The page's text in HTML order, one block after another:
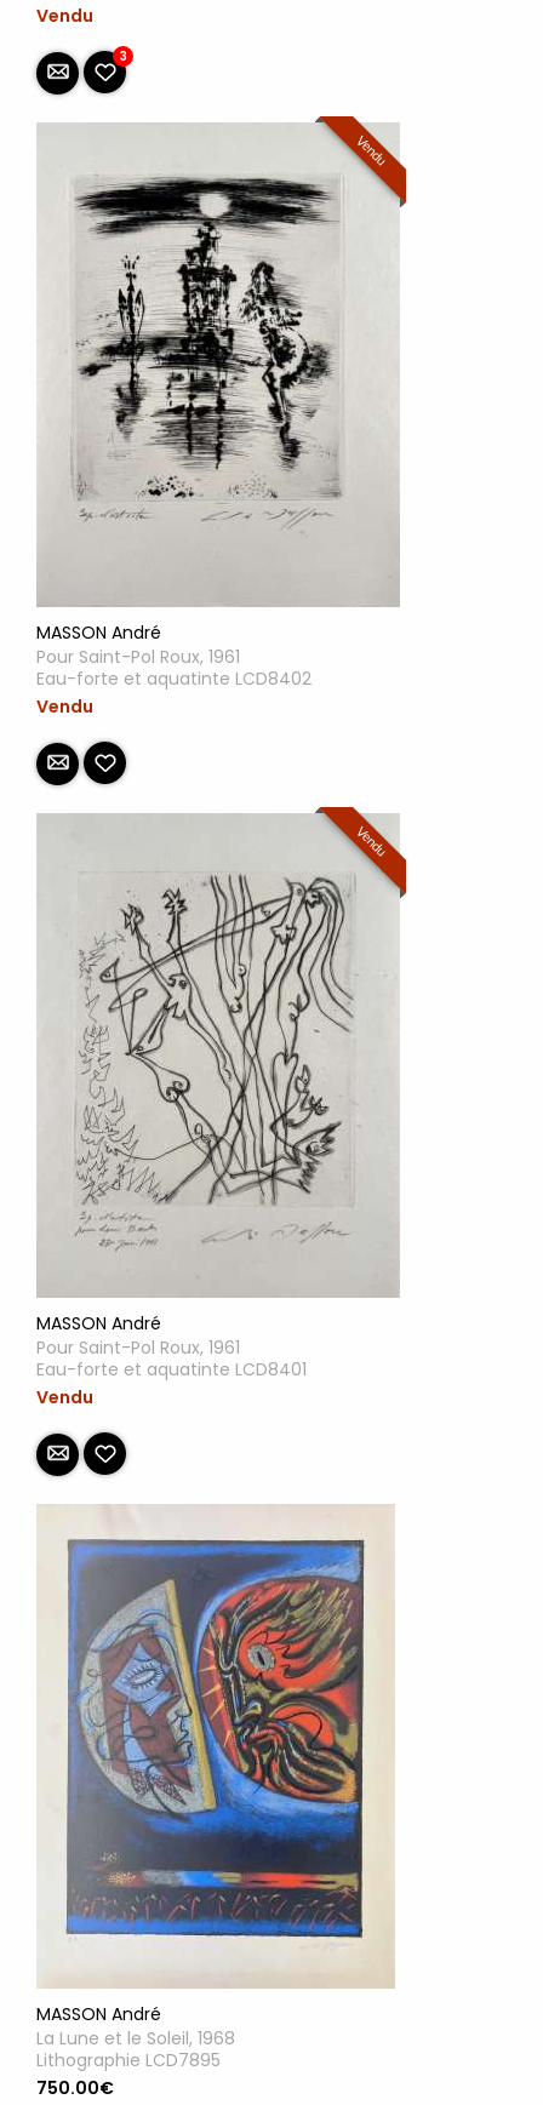
Vendu
3
Vendu
MASSON André
Pour Saint-Pol Roux, 1961
Eau-forte et aquatinte LCD8402
Vendu
Vendu
MASSON André
Pour Saint-Pol Roux, 1961
Eau-forte et aquatinte LCD8401
Vendu
MASSON André
La Lune et le Soleil, 1968
Lithographie LCD7895
750.00€